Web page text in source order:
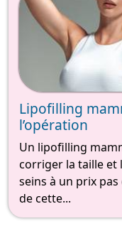
Lipofilling
l’opération
Un lipofilling
corriger la taille et
seins à un prix
de cette...